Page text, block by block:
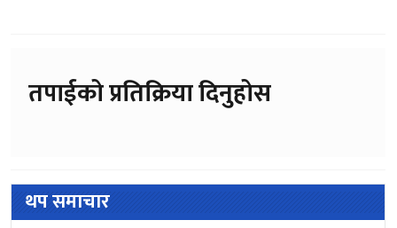
तपाईको प्रतिक्रिया दिनुहोस
थप समाचार